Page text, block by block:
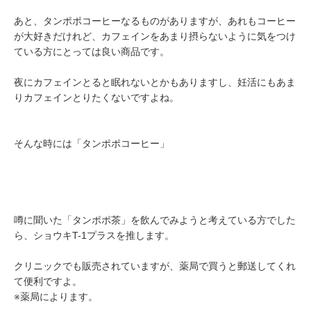
あと、タンポポコーヒーなるものがありますが、あれもコーヒー
が大好きだけれど、カフェインをあまり摂らないように気をつけ
ている方にとっては良い商品です。
夜にカフェインとると眠れないとかもありますし、妊活にもあま
りカフェインとりたくないですよね。
そんな時には「タンポポコーヒー」
噂に聞いた「タンポポ茶」を飲んでみようと考えている方でした
ら、ショウキT-1プラスを推します。
クリニックでも販売されていますが、薬局で買うと郵送してくれ
て便利ですよ。
※薬局によります。